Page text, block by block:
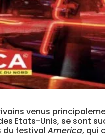
venus
Etats-Unis, se sont
du festivalAmerica, qui